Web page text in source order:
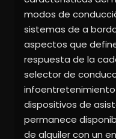
modos de
sistemas de a
aspectos que
respuesta de la
selector de
dispositivos de
permanece
de alquiler con un